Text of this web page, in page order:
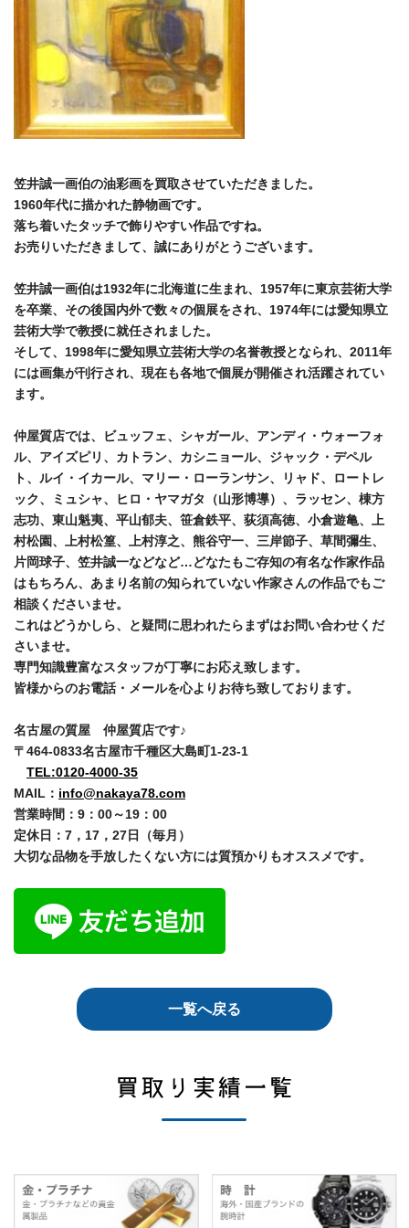
笠井誠一画伯の油彩画を買取させていただきました。
1960年代に描かれた静物画です。
落ち着いたタッチで飾りやすい作品ですね。
お売りいただきまして、誠にありがとうございます。
笠井誠一画伯は1932年に北海道に生まれ、1957年に東京芸術大学
を卒業、その後国内外で数々の個展をされ、1974年には愛知県立
芸術大学で教授に就任されました。
そして、1998年に愛知県立芸術大学の名誉教授となられ、2011年
には画集が刊行され、現在も各地で個展が開催され活躍されてい
ます。
仲屋質店では、ビュッフェ、シャガール、アンディ・ウォーフォ
ル、アイズピリ、カトラン、カシニョール、ジャック・デペル
ト、ルイ・イカール、マリー・ローランサン、リャド、ロートレ
ック、ミュシャ、ヒロ・ヤマガタ（山形博導）、ラッセン、棟方
志功、東山魁夷、平山郁夫、笹倉鉄平、荻須高徳、小倉遊亀、上
村松園、上村松篁、上村淳之、熊谷守一、三岸節子、草間彌生、
片岡球子、笠井誠一などなど…どなたもご存知の有名な作家作品
はもちろん、あまり名前の知られていない作家さんの作品でもご
相談くださいませ。
これはどうかしら、と疑問に思われたらまずはお問い合わせくだ
さいませ。
専門知識豊富なスタッフが丁寧にお応え致します。
皆様からのお電話・メールを心よりお待ち致しております。
名古屋の質屋 仲屋質店です♪
〒464-0833名古屋市千種区大島町1-23-1
TEL:0120-4000-35
MAIL： info@nakaya78.com
営業時間：9：00～19：00
定休日：7，17，27日（毎月）
大切な品物を手放したくない方には質預かりもオススメです。
一覧へ戻る